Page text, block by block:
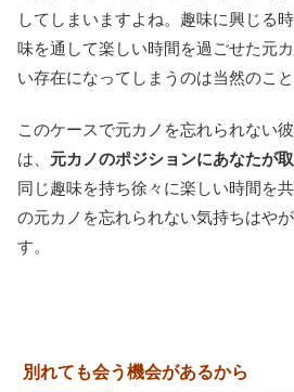
してしまいますよね。趣味に興じる
味を通して楽しい時間を過ごせた元
い存在になってしまうのは当然のこと
このケースで元カノを忘れられない
は、 元カノのポジションにあなたが
同じ趣味を持ち徐々に楽しい時間を
の元カノを忘れられない気持ちはや
す。
別れても会う機会があるから